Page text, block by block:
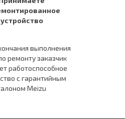
устройство
выполнения
ремонту заказчик
работоспособное
c гарантийным
Meizu